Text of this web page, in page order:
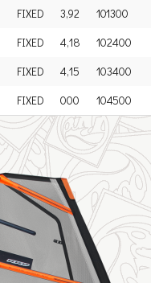
FIXED 3,92
101300
FIXED 4,18
102400
FIXED 4,15
103400
FIXED 000 104500